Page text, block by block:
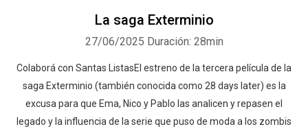
La saga Exterminio
27/06/2025 Duración: 28min
⁠⁠Colaborá con Santas Listas⁠⁠⁠⁠⁠⁠⁠⁠⁠⁠El estreno de la tercera película de la
saga Exterminio (también conocida como 28 days later) es la
excusa para que Ema, Nico y Pablo las analicen y repasen el
legado y la influencia de la serie que puso de moda a los zombis